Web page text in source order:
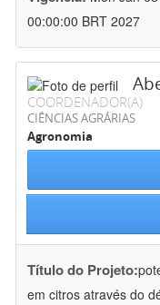
00:00:00 BRT 2027
COORDENADOR(A)
CIÊNCIAS AGRÁRIAS
Agronomia
Título do Projeto:
em citros através do